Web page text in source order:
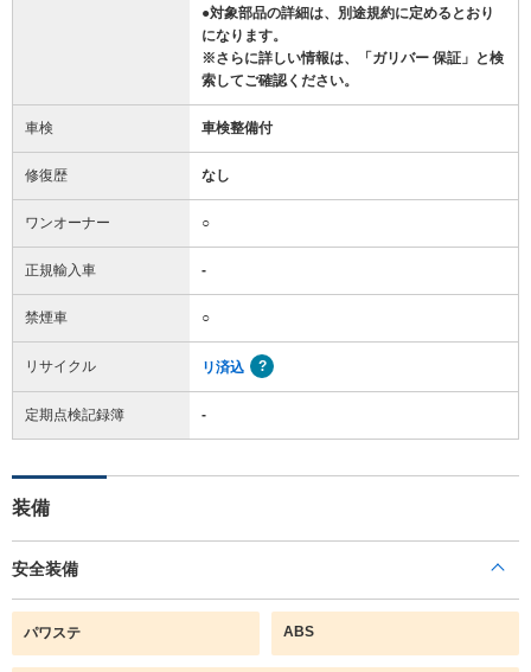
●対象部品の詳細は、別途規約に定めるとおり
になります。
※さらに詳しい情報は、「ガリバー 保証」と検
索してご確認ください。
車検 車検整備付
修復歴 なし
ワンオーナー ○
正規輸入車 -
禁煙車 ○
リサイクル リ済込
定期点検記録簿 -
装備
安全装備
パワステ ABS